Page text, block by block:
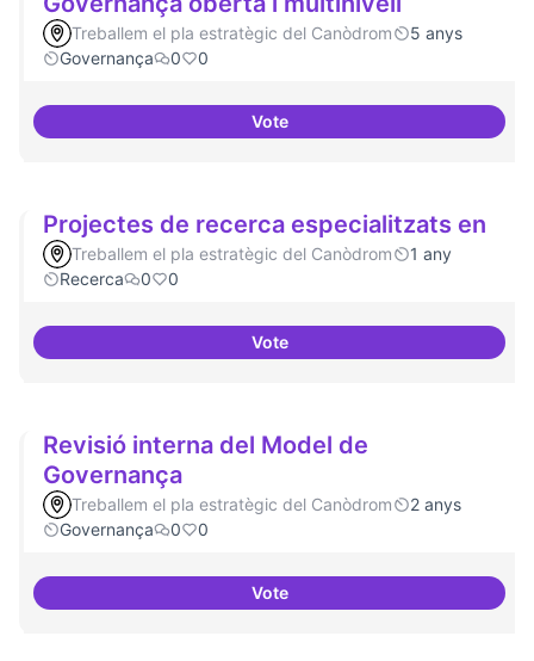
Treballem el pla estratègic del Canòdrom
5 anys
Governança
0 0
VoteGovernança oberta i multinivell
Projectes de recerca especialitzats en
Treballem el pla estratègic del Canòdrom
1 any
Recerca
0 0
VoteProjectes de recerca
Revisió interna del Model de
Governança
Treballem el pla estratègic del Canòdrom
2 anys
Governança
0 0
VoteRevisió interna del Model de